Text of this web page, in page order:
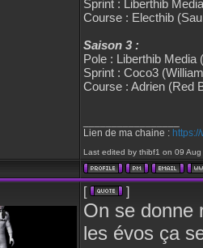
Sprint : Liberthib
Course : Electhib
Saison 3 :
Pole : Liberthib Media
Sprint : Coco3
Course : Adrien (Red
Lien de ma chaine :
Last edited by thibf1 on 09
[ ]
On se donne
les évos ça